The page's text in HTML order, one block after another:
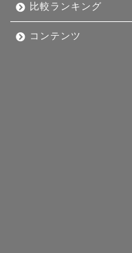
比較ランキング
コンテンツ